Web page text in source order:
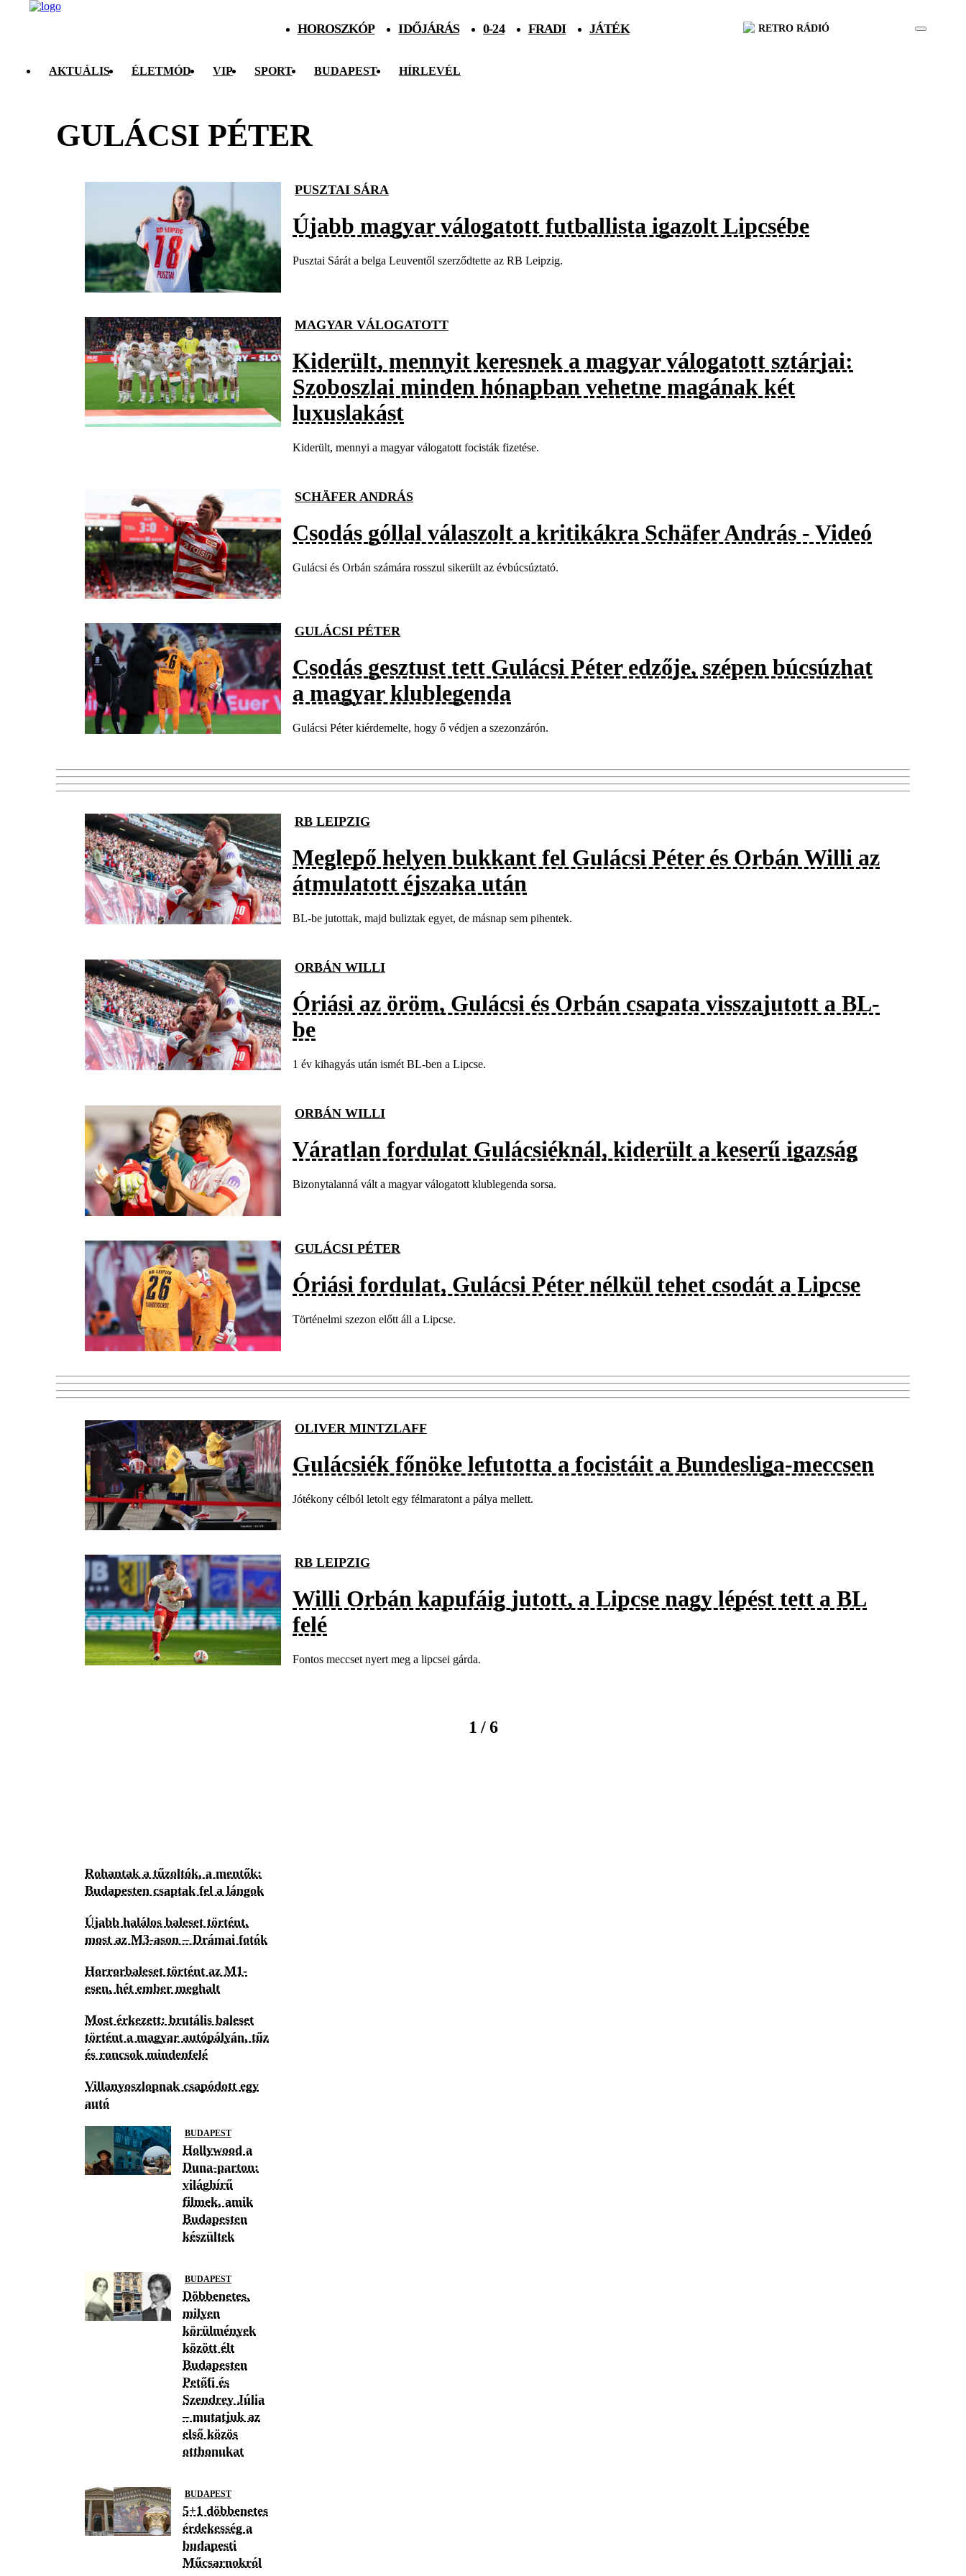
HOROSZKÓP IDŐJÁRÁS 0-24 FRADI JÁTÉK RETRO RÁDIÓ
AKTUÁLIS ÉLETMÓD VIP SPORT BUDAPEST HÍRLEVÉL
GULÁCSI PÉTER
PUSZTAI SÁRA
Újabb magyar válogatott futballista igazolt Lipcsébe
Pusztai Sárát a belga Leuventől szerződtette az RB Leipzig.
MAGYAR VÁLOGATOTT
Kiderült, mennyit keresnek a magyar válogatott sztárjai:
Szoboszlai minden hónapban vehetne magának két
luxuslakást
Kiderült, mennyi a magyar válogatott focisták fizetése.
SCHÄFER ANDRÁS
Csodás góllal válaszolt a kritikákra Schäfer András - Videó
Gulácsi és Orbán számára rosszul sikerült az évbúcsúztató.
GULÁCSI PÉTER
Csodás gesztust tett Gulácsi Péter edzője, szépen búcsúzhat
a magyar klublegenda
Gulácsi Péter kiérdemelte, hogy ő védjen a szezonzárón.
RB LEIPZIG
Meglepő helyen bukkant fel Gulácsi Péter és Orbán Willi az
átmulatott éjszaka után
BL-be jutottak, majd buliztak egyet, de másnap sem pihentek.
ORBÁN WILLI
Óriási az öröm, Gulácsi és Orbán csapata visszajutott a BL-
be
1 év kihagyás után ismét BL-ben a Lipcse.
ORBÁN WILLI
Váratlan fordulat Gulácsiéknál, kiderült a keserű igazság
Bizonytalanná vált a magyar válogatott klublegenda sorsa.
GULÁCSI PÉTER
Óriási fordulat, Gulácsi Péter nélkül tehet csodát a Lipcse
Történelmi szezon előtt áll a Lipcse.
OLIVER MINTZLAFF
Gulácsiék főnöke lefutotta a focistáit a Bundesliga-meccsen
Jótékony célból letolt egy félmaratont a pálya mellett.
RB LEIPZIG
Willi Orbán kapufáig jutott, a Lipcse nagy lépést tett a BL
felé
Fontos meccset nyert meg a lipcsei gárda.
1 / 6
Rohantak a tűzoltók, a mentők:
Budapesten csaptak fel a lángok
Újabb halálos baleset történt,
most az M3-ason – Drámai fotók
Horrorbaleset történt az M1-
esen, hét ember meghalt
Most érkezett: brutális baleset
történt a magyar autópályán, tűz
és roncsok mindenfelé
Villanyoszlopnak csapódott egy
autó
BUDAPEST
Hollywood a
Duna-parton:
világhírű
filmek, amik
Budapesten
készültek
BUDAPEST
Döbbenetes,
milyen
körülmények
között élt
Budapesten
Petőfi és
Szendrey Júlia
– mutatjuk az
első közös
otthonukat
BUDAPEST
5+1 döbbenetes
érdekesség a
budapesti
Műcsarnokról